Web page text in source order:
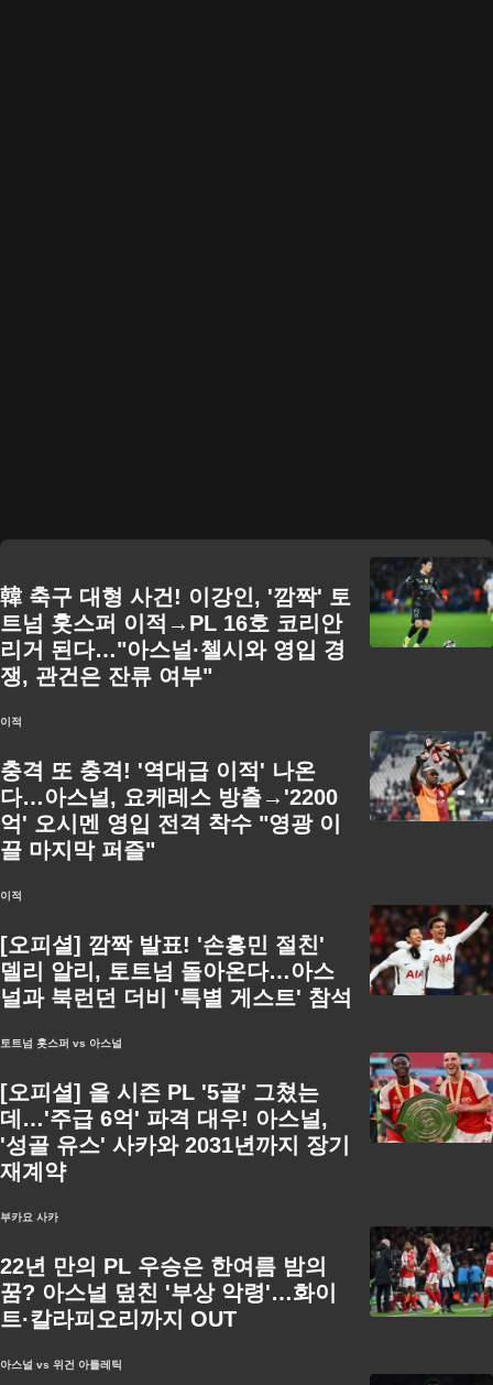
韓 축구 대형 사건! 이강인, '깜짝' 토
트넘 홋스퍼 이적→PL 16호 코리안
리거 된다…"아스널·첼시와 영입 경
쟁, 관건은 잔류 여부"
이적
충격 또 충격! '역대급 이적' 나온
다…아스널, 요케레스 방출→'2200
억' 오시멘 영입 전격 착수 "영광 이
끌 마지막 퍼즐"
이적
[오피셜] 깜짝 발표! '손흥민 절친'
델리 알리, 토트넘 돌아온다…아스
널과 북런던 더비 '특별 게스트' 참석
토트넘 홋스퍼 vs 아스널
[오피셜] 올 시즌 PL '5골' 그쳤는
데…'주급 6억' 파격 대우! 아스널,
'성골 유스' 사카와 2031년까지 장기
재계약
부카요 사카
22년 만의 PL 우승은 한여름 밤의
꿈? 아스널 덮친 '부상 악령'…화이
트·칼라피오리까지 OUT
아스널 vs 위건 아틀레틱